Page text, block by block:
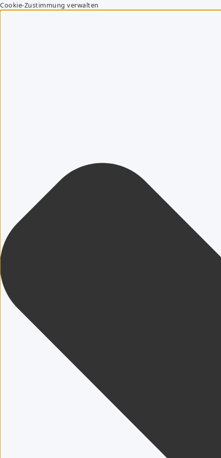
Cookie-Zustimmung verwalten